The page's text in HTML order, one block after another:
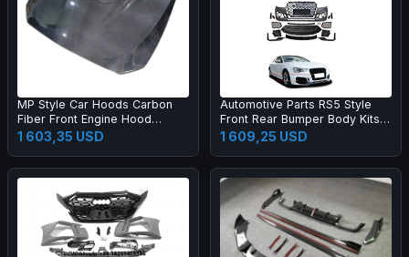
MP Style Car Hoods Carbon
Fiber Front Engine Hood
Bonnet for M2C F87 F22
1 603,35 USD
Automotive Parts RS5 Style
Front Rear Bumper Body Kits
for A5 S5 B8.5 2013-2016
Upgrade 2017-2019 Body Kit
1 609,25 USD